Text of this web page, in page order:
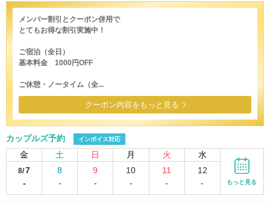
メンバー割引とクーポン併用で
とてもお得な割引実施中！
ご宿泊（全日）
基本料金 1000円OFF
ご休憩・ノータイム（全...
クーポン内容をもっと見る
カップルズ予約 インボイス対応
金 土 日 月 火 水
8/7
-
8
-
9
-
10
-
11
-
12
-
もっと見る